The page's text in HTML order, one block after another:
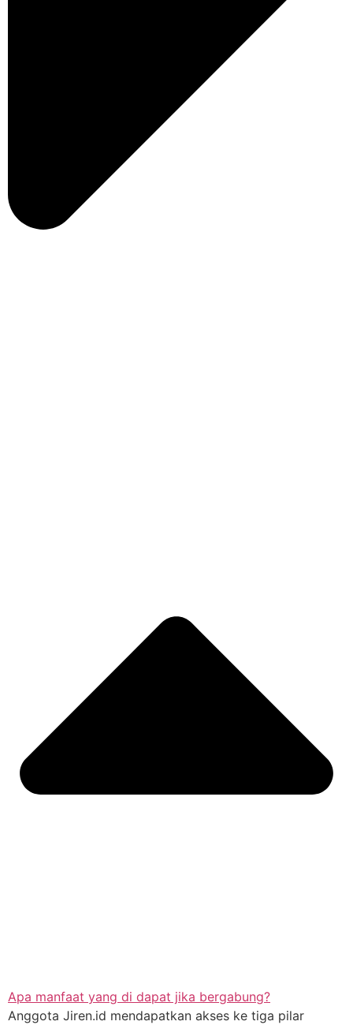
Apa manfaat yang di dapat jika bergabung?
Anggota Jiren.id mendapatkan akses ke tiga pilar